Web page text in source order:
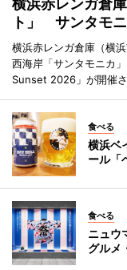
横浜赤レンガ倉
ト」 サンタモ
横浜赤レンガ倉庫（横
西海岸「サンタモニカ
Sunset 2026」が開催さ
食べる
横浜ベ
ール「
食べる
ニュウ
グルメ